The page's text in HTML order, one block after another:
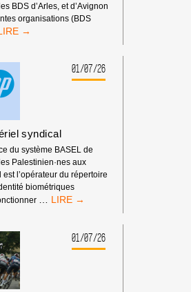
BDS d’Arles, et d’Avignon
organisations (BDS
01/07/26
syndical
du système BASEL de
Palestinien·nes aux
l’opérateur du répertoire
biométriques
… BOYCOTT
MATÉRIEL
SYNDICAL
01/07/26